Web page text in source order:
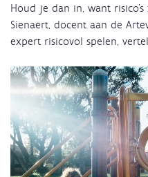
Houd je dan in, want
Sienaert, docent aan de
expert risicovol spelen,